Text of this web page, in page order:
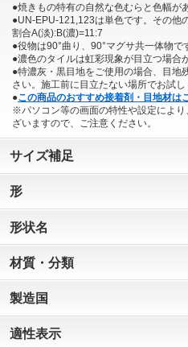
●焼きもの特有の自然な色むらと色幅が
●UN-EPU-121,123は単色です。その他
割合A(淡):B(濃)=11:7
●役物は90°曲り、90°マグサ共一体物で
●濃色のタイルは虹彩現象が目立つ場合
●特濃灰・黒目地をご使用の場合、目地
さい。施工前に目立たない場所でお試し
●この商品のおすすめ接着剤・目地材は
※パソコン等の画面の特性や設定によ
ざいますので、ご注意ください。
サイズ補足
形
形状名
材質・分類
製造国
適性表示